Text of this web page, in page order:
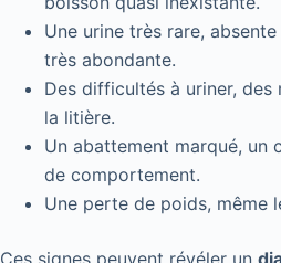
Une urine très rare,
très abondante.
Des difficultés à uriner, des
la litière.
Un abattement marqué, un
de comportement.
Une perte de poids, même